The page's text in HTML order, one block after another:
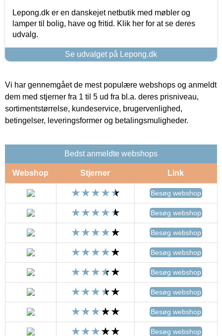
Lepong.dk er en danskejet netbutik med møbler og
lamper til bolig, have og fritid. Klik her for at se deres
udvalg.
Se udvalget på Lepong.dk
Vi har gennemgået de mest populære webshops og anmeldt
dem med stjerner fra 1 til 5 ud fra bl.a. deres prisniveau,
sortimentstørrelse, kundeservice, brugervenlighed,
betingelser, leveringsformer og betalingsmuligheder.
Bedst anmeldte webshops
Webshop Stjerner Link
Besøg webshop
Besøg webshop
Besøg webshop
Besøg webshop
Besøg webshop
Besøg webshop
Besøg webshop
Besøg webshop